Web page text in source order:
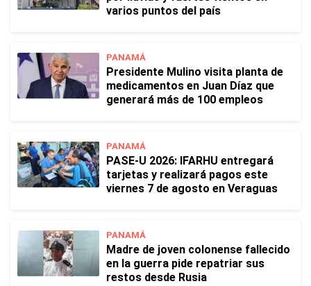
varios puntos del país
PANAMÁ
Presidente Mulino visita planta de
medicamentos en Juan Díaz que
generará más de 100 empleos
PANAMÁ
PASE-U 2026: IFARHU entregará
tarjetas y realizará pagos este
viernes 7 de agosto en Veraguas
PANAMÁ
Madre de joven colonense fallecido
en la guerra pide repatriar sus
restos desde Rusia